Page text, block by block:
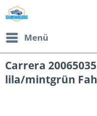
Menü
Carrera
lila/mintgrün